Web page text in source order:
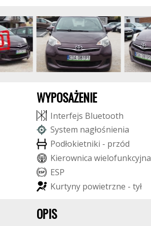
WYPOSAŻENIE
Interfejs Bluetooth
System nagłośnienia
Podłokietniki - przód
Kierownica wielofunkcyjna
ESP
Kurtyny powietrzne - tył
OPIS